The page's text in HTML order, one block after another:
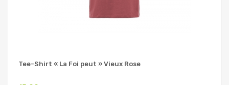
Tee-Shirt « La Foi peut » Vieux Rose